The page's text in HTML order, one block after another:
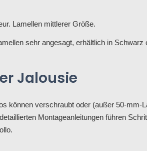
Lamellen mittlerer Größe.
sehr angesagt, erhältlich in Schwarz
Jalousie
können verschraubt oder (außer 50-mm-
Montageanleitungen führen